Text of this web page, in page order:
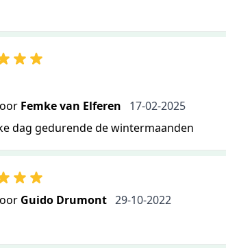
Femke van Elferen
17-02-2025
dag gedurende de wintermaanden
Guido Drumont 29-10-2022